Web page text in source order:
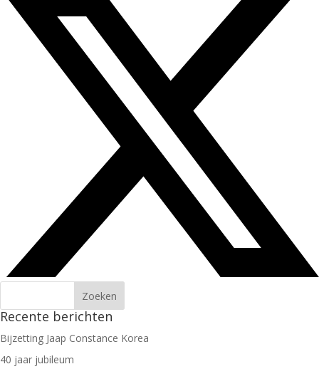
Recente berichten
Bijzetting Jaap Constance Korea
40 jaar jubileum